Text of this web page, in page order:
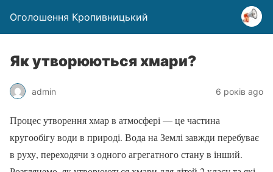
Оголошення Кропивницький
Як утворюються хмари?
admin 6 років ago
Процес утворення хмар в атмосфері — це частина
кругообігу води в природі. Вода на Землі завжди перебуває
в руху, переходячи з одного агрегатного стану в інший.